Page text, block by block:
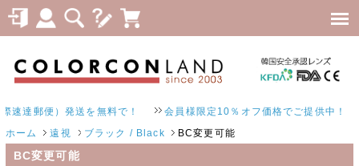
郵便）発送を無料で！ 会員様限定10％オフ価格でご提供中！
ホーム 遠視 ブラック / Black BC変更可能
BC変更可能